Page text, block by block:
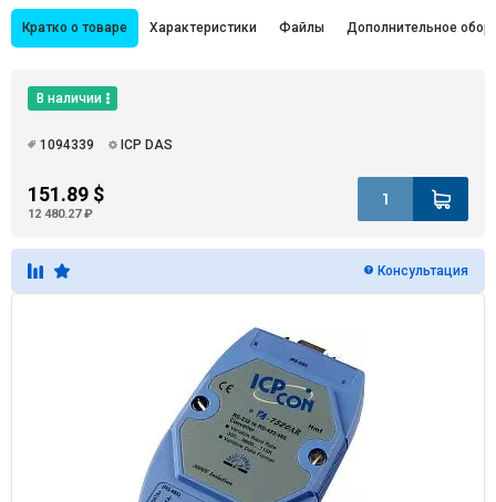
Кратко о товаре Характеристики Файлы Дополнительное
В наличии
1094339 ICP DAS
151.89 $
12 480.27 ₽
Консультация